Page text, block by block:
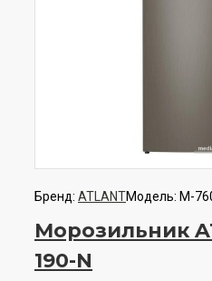
Бренд: ATLANTМодель: М-
Морозильник
190-N